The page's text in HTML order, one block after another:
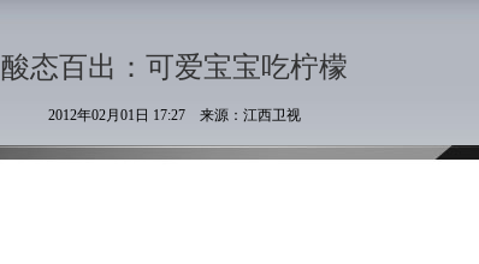
酸态百出：可爱宝宝吃柠檬
2012年02月01日 17:27 来源：江西卫视